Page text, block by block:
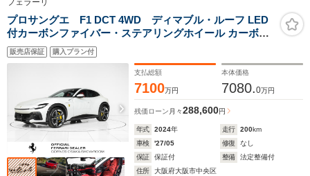
フェラーリ
プロサングエ F1 DCT 4WD ディマブル・ルーフ LED
付カーボンファイバー・ステアリングホイール カーボン
ファイバー・ホイールアーチ カーボンファイバー・アウ
ターシルカバー グレー・ダイヤモンドカット・鍛造ホイ
販売店保証 購入プラン付
支払総額
7100万円
本体価格
7080.0万円
残価ローン 月々288,600円
年式 2024年 走行 200km
車検
'27/05 修復
なし
保証
保証付 整備
法定整備付
住所
大阪府大阪市中央区